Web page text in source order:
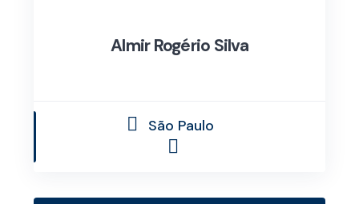
Almir Rogério Silva
São Paulo